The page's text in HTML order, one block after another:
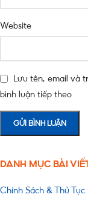
Website
Lưu tên, email và
bình luận tiếp theo
DANH MỤC BÀI
Chính Sách & Thủ Tục